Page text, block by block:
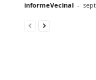
informeVecinal -